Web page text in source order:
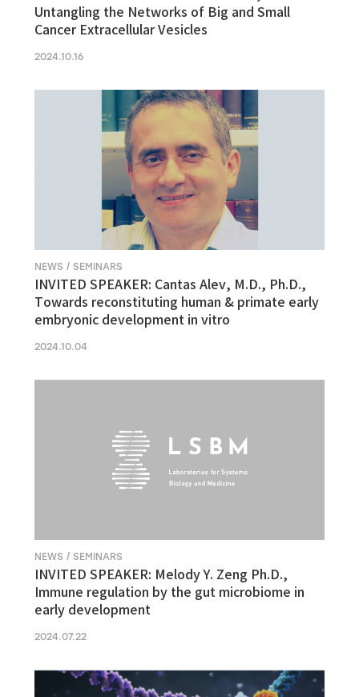
Untangling the Networks of Big and Small
Cancer Extracellular Vesicles
2024.10.16
NEWS / SEMINARS
INVITED SPEAKER: Cantas Alev, M.D., Ph.D.,
Towards reconstituting human & primate early
embryonic development in vitro
2024.10.04
NEWS / SEMINARS
INVITED SPEAKER: Melody Y. Zeng Ph.D.,
Immune regulation by the gut microbiome in
early development
2024.07.22